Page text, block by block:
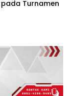
pada Turnamen